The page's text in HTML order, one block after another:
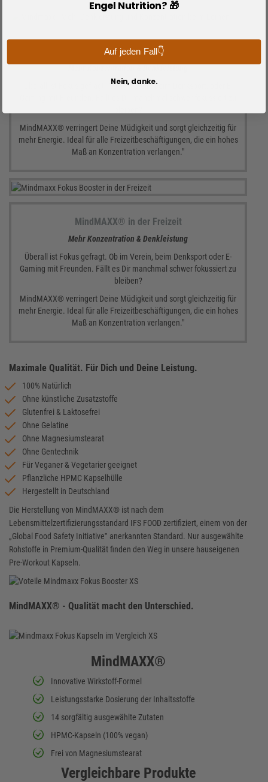
MindMAXX® beim Lernen
Mehr Konzentration & Denkleistung
Überall ist Fokus gefragt. Ob im Verein, beim Denksport, oder E-
MindMAXX® verringert Deine Müdigkeit und sorgt gleichzeitig für
mehr Energie. Ideal für alle Freizeitbeschäftigungen, die ein hohes
Maß an Konzentration verlangen."
MindMAXX® in der Freizeit
Mehr Konzentration & Denkleistung
Überall ist Fokus gefragt. Ob im Verein, beim Denksport oder E-
Gaming mit Freunden. Fällt es Dir manchmal schwer fokussiert zu
bleiben?
MindMAXX® verringert Deine Müdigkeit und sorgt gleichzeitig für
mehr Energie. Ideal für alle Freizeitbeschäftigungen, die ein hohes
Maß an Konzentration verlangen."
Maximale Qualität. Für Dich und Deine Leistung.
100% Natürlich
Ohne künstliche Zusatzstoffe
Glutenfrei & Laktosefrei
Ohne Gelatine
Ohne Magnesiumstearat
Ohne Gentechnik
Für Veganer & Vegetarier geeignet
Pflanzliche HPMC Kapselhülle
Hergestellt in Deutschland
Die Herstellung von MindMAXX® ist nach dem
Lebensmittelzertifizierungsstandard IFS FOOD zertifiziert, einem von der
„Global Food Safety Initiative‟ anerkannten Standard. Nur ausgewählte
Rohstoffe in Premium-Qualität finden den Weg in unsere hauseigenen
Pre-Workout Kapseln.
MindMAXX® - Qualität macht den Unterschied.
MindMAXX®
Innovative Wirkstoff-Formel
Leistungsstarke Dosierung der Inhaltsstoffe
14 sorgfältig ausgewählte Zutaten
HPMC-Kapseln (100% vegan)
Frei von Magnesiumstearat
Vergleichbare Produkte
Engel Nutrition? 🎁
Auf jeden Fall👇
Nein, danke.